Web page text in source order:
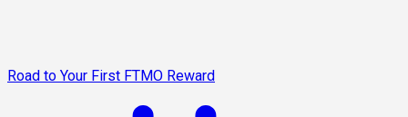
Road to Your First FTMO Reward